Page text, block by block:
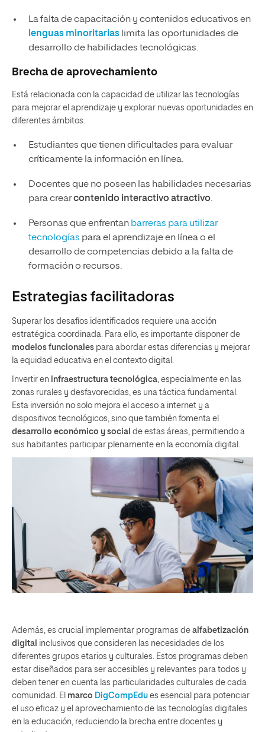
La falta de capacitación y contenidos educativos en
lenguas minoritariaslimita las oportunidades de
desarrollo de habilidades tecnológicas.
Brecha de aprovechamiento
Está relacionada con la capacidad de utilizar las tecnologías
para mejorar el aprendizaje y explorar nuevas oportunidades en
diferentes ámbitos.
Estudiantes que tienen dificultades para evaluar
críticamente la información en línea.
Docentes que no poseen las habilidades necesarias
para crearcontenido interactivo atractivo.
Personas que enfrentan barreras para utilizar
tecnologías para el aprendizaje en línea o el
desarrollo de competencias debido a la falta de
formación o recursos.
Estrategias facilitadoras
Superar los desafíos identificados requiere una acción
estratégica coordinada. Para ello, es importante disponer de
modelos funcionales para abordar estas diferencias y mejorar
la equidad educativa en el contexto digital.
Invertir en infraestructura tecnológica , especialmente en las
zonas rurales y desfavorecidas, es una táctica fundamental.
Esta inversión no solo mejora el acceso a internet y a
dispositivos tecnológicos, sino que también fomenta el
desarrollo económico y social de estas áreas, permitiendo a
sus habitantes participar plenamente en la economía digital.
Además, es crucial implementar programas de alfabetización
digital inclusivos que consideren las necesidades de los
diferentes grupos etarios y culturales. Estos programas deben
estar diseñados para ser accesibles y relevantes para todos y
deben tener en cuenta las particularidades culturales de cada
comunidad. El marco DigCompEdu es esencial para potenciar
el uso eficaz y el aprovechamiento de las tecnologías digitales
en la educación, reduciendo la brecha entre docentes y